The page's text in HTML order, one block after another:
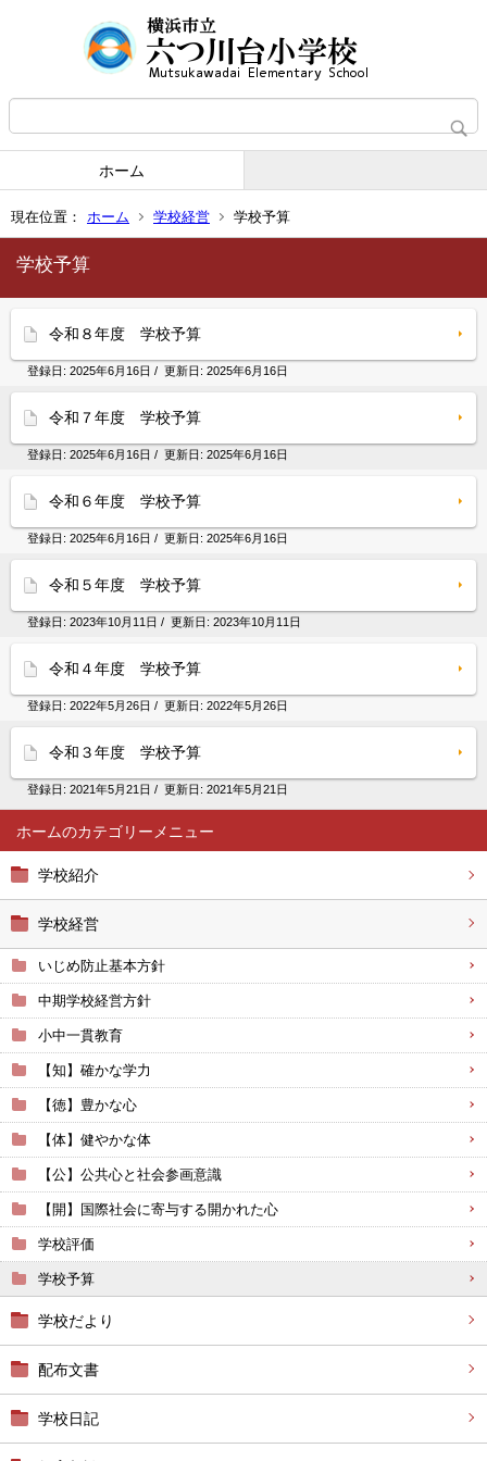
ホーム
現在位置： ホーム 学校経営 学校予算
ホーム
学校紹介
学校経営
いじめ防止基本方針
中期学校経営方針
小中一貫教育
【知】確かな学力
【徳】豊かな心
【体】健やかな体
【公】公共心と社会参画意識
【開】国際社会に寄与する開かれた心
学校評価
学校予算
学校だより
配布文書
学校日記
学校予算
令和８年度 学校予算
登録日: 2025年6月16日 / 更新日: 2025年6月16日
令和７年度 学校予算
登録日: 2025年6月16日 / 更新日: 2025年6月16日
令和６年度 学校予算
登録日: 2025年6月16日 / 更新日: 2025年6月16日
令和５年度 学校予算
登録日: 2023年10月11日 / 更新日: 2023年10月11日
令和４年度 学校予算
登録日: 2022年5月26日 / 更新日: 2022年5月26日
令和３年度 学校予算
登録日: 2021年5月21日 / 更新日: 2021年5月21日